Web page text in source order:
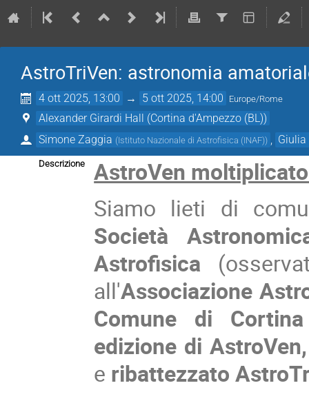
AstroTriVen: astronomia
4 ott 2025, 13:00 → 5 ott 2025, 14:00 Europe/Rome
Alexander Girardi Hall (Cortina d'Ampezzo (BL))
Simone Zaggia (Istituto Nazionale di Astrofisica (INAF))
Descrizione
AstroVen
Siamo lieti di
Società
Astrofisica
all'Associazione
Comune di Cortina
edizione di
e ribattezzato